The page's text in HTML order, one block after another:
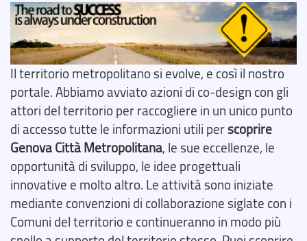
Il territorio metropolitano si evolve, e così il nostro
portale. Abbiamo avviato azioni di co-design con gli
attori del territorio per raccogliere in un unico punto
di accesso tutte le informazioni utili perscoprire
Genova Città Metropolitana, le sue eccellenze, le
opportunità di sviluppo, le idee progettuali
innovative e molto altro. Le attività sono iniziate
mediante convenzioni di collaborazione siglate con i
Comuni del territorio e continueranno in modo più